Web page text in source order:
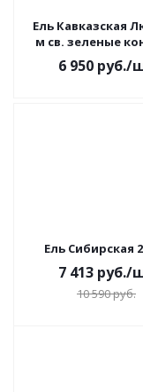
Ель Кавказская
м св. зеленые
6 950руб./
7 413руб./
10 590руб.